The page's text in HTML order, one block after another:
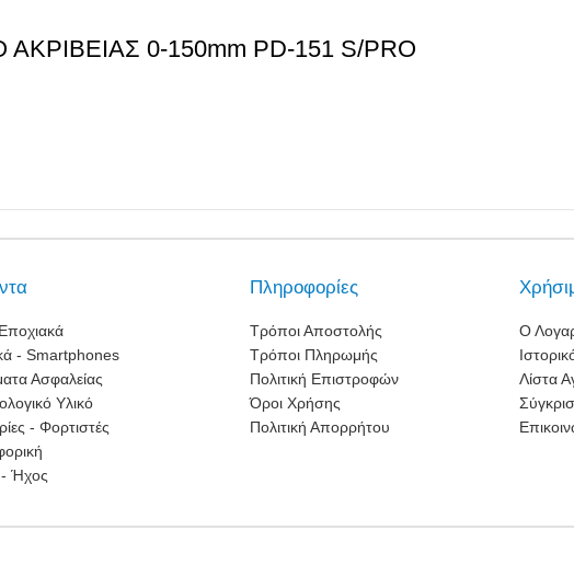
0-150mm PD-151 S/PRO
- Smartphones
Ασφαλείας
Υλικό
- Φορτιστές
- Ήχος
Πληροφορίες
Τρόποι Αποστολής
Τρόποι Πληρωμής
Πολιτική Επιστροφών
Όροι Χρήσης
Πολιτική Απορρήτου
Ο
Λίστα